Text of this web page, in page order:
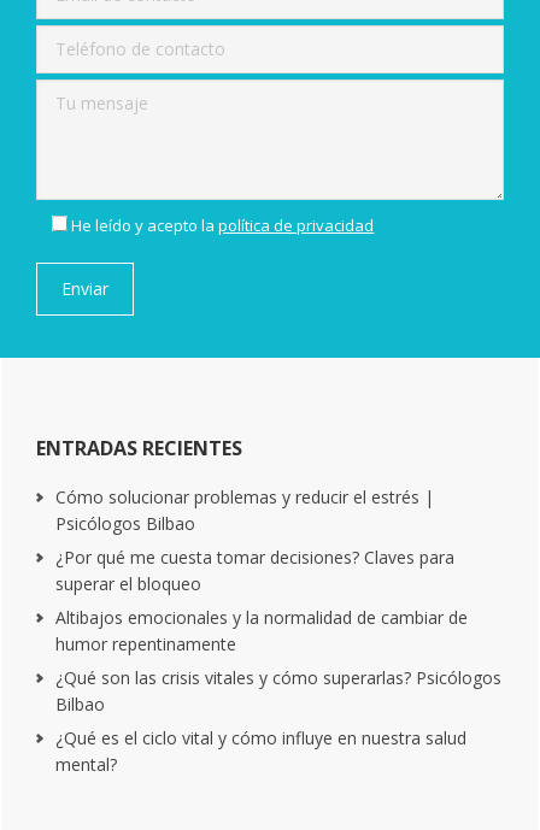
He leído y acepto lapolítica de privacidad
ENTRADAS RECIENTES
Cómo solucionar problemas y reducir el estrés |
Psicólogos Bilbao
¿Por qué me cuesta tomar decisiones? Claves para
superar el bloqueo
Altibajos emocionales y la normalidad de cambiar de
humor repentinamente
¿Qué son las crisis vitales y cómo superarlas? Psicólogos
Bilbao
¿Qué es el ciclo vital y cómo influye en nuestra salud
mental?